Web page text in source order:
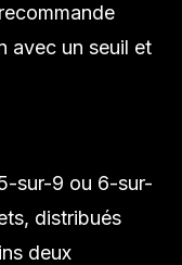
avec un seuil et
sur-9 ou 6-sur-
distribués
deux